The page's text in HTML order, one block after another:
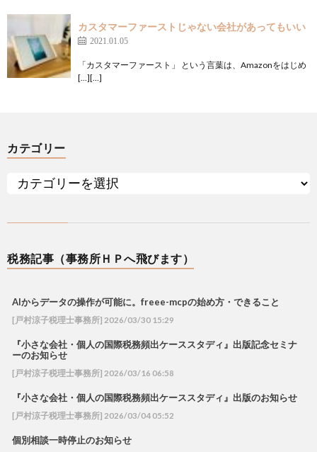
カスタマーファーストじゃない会社があってもいい
2021.01.05
「カスタマーファースト」 という言葉は、Amazonをはじめ
[…][…]
カテゴリー
税務記事（事務所ＨＰへ飛びます）
AIからデータの操作が可能に。freee-mcpの始め方・できること
[戸村涼子税理士事務所] 2026/03/30 15:29
『小さな会社・個人の国際税務頻出ケーススタディ』出版記念セミナ
ーのお知らせ
[戸村涼子税理士事務所] 2026/03/16 06:58
『小さな会社・個人の国際税務頻出ケーススタディ』出版のお知らせ
[戸村涼子税理士事務所] 2026/03/04 05:52
個別相談一時停止のお知らせ